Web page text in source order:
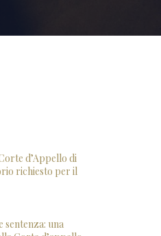
d’Appello di
richiesto per il
sentenza: una